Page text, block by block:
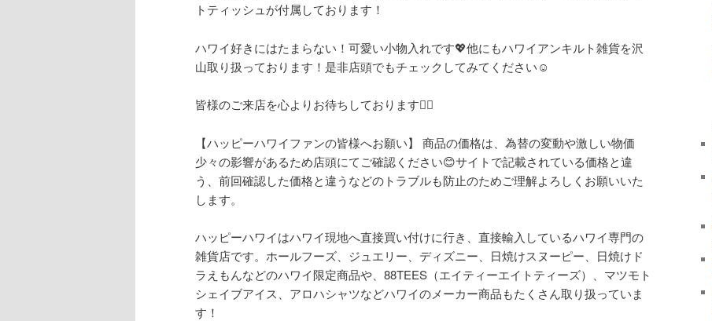
トティッシュが付属しております！
ハワイ好きにはたまらない！可愛い小物入れです💖他にもハワイアンキルト雑貨を沢
山取り扱っております！是非店頭でもチェックしてみてください☺️
皆様のご来店を心よりお待ちしております🙇‍♀️
【ハッピーハワイファンの皆様へお願い】
商品の価格は、為替の変動や激しい物価
少々の影響があるため店頭にてご確認ください😊サイトで記載されている価格と違
う、前回確認した価格と違うなどのトラブルも防止のためご理解よろしくお願いいた
します。
ハッピーハワイはハワイ現地へ直接買い付けに行き、直接輸入しているハワイ専門の
雑貨店です。ホールフーズ、ジュエリー、ディズニー、日焼けスヌーピー、日焼けド
ラえもんなどのハワイ限定商品や、 88TEES （エイティーエイトティーズ）、マツモト
シェイブアイス、アロハシャツなどハワイのメーカー商品もたくさん取り扱っていま
す！